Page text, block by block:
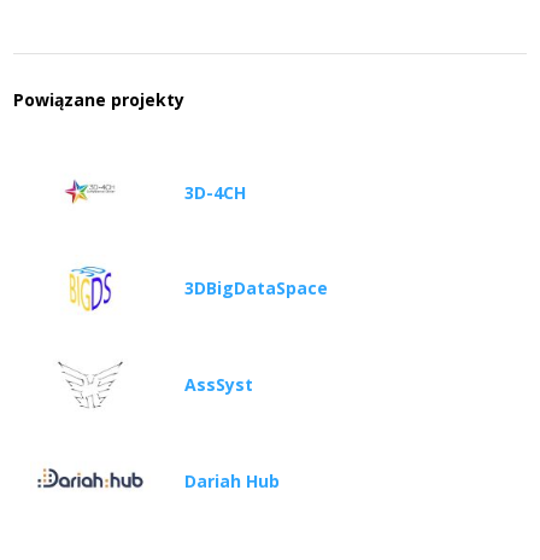
Powiązane projekty
3D-4CH
3DBigDataSpace
AssSyst
Dariah Hub